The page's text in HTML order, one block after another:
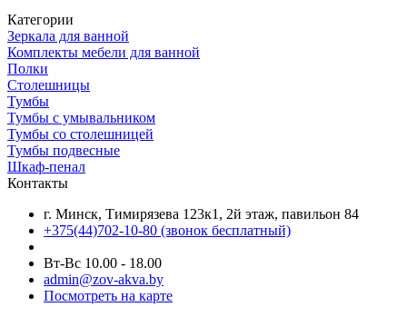
Категории
Зеркала для ванной
Комплекты мебели для ванной
Полки
Столешницы
Тумбы
Тумбы с умывальником
Тумбы со столешницей
Тумбы подвесные
Шкаф-пенал
Контакты
г. Минск, Тимирязева 123к1, 2й этаж, павильон 84
+375(44)702-10-80 (звонок бесплатный)
Вт-Вс 10.00 - 18.00
admin@zov-akva.by
Посмотреть на карте